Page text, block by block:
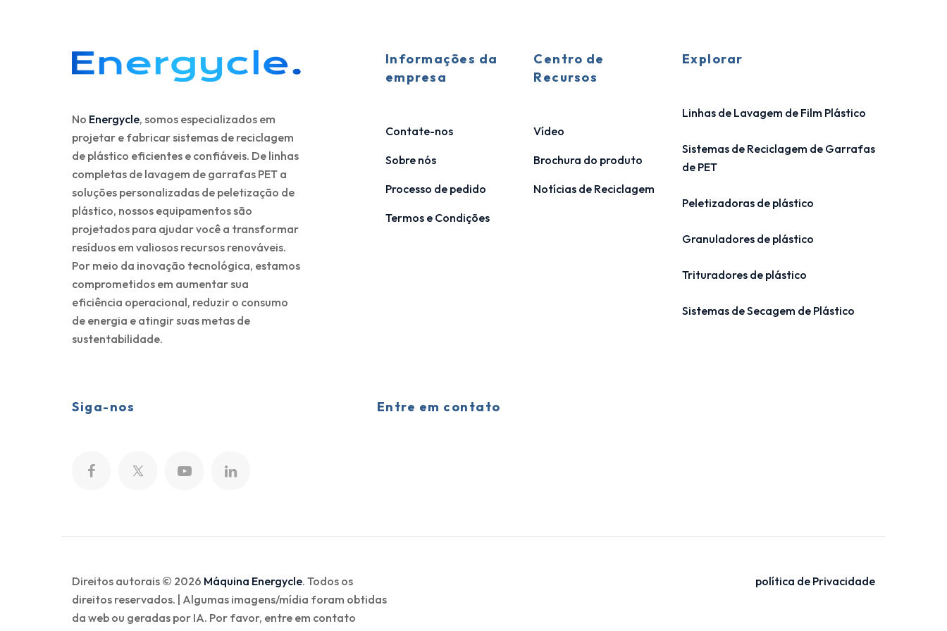
No Energycle, somos especializados em
projetar e fabricar sistemas de reciclagem
de plástico eficientes e confiáveis. De linhas
completas de lavagem de garrafas PET a
soluções personalizadas de peletização de
plástico, nossos equipamentos são
projetados para ajudar você a transformar
resíduos em valiosos recursos renováveis.
Por meio da inovação tecnológica, estamos
comprometidos em aumentar sua
eficiência operacional, reduzir o consumo
de energia e atingir suas metas de
sustentabilidade.
Informações da
empresa
Contate-nos
Sobre nós
Processo de pedido
Termos e Condições
Centro de
Recursos
Vídeo
Brochura do produto
Notícias de Reciclagem
Explorar
Linhas de Lavagem de Film Plástico
Sistemas de Reciclagem de Garrafas
de PET
Peletizadoras de plástico
Granuladores de plástico
Trituradores de plástico
Sistemas de Secagem de Plástico
Siga-nos Entre em contato
Direitos autorais © 2026 Máquina Energycle. Todos os
direitos reservados. | Algumas imagens/mídia foram obtidas
da web ou geradas por IA. Por favor, entre em contato
política de Privacidade